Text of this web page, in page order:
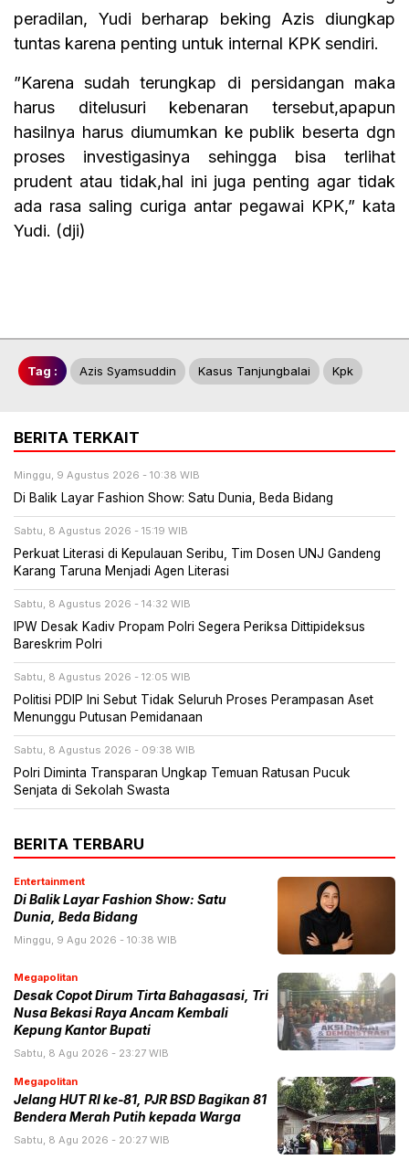
peradilan, Yudi berharap beking Azis diungkap
tuntas karena penting untuk internal KPK sendiri.
”Karena sudah terungkap di persidangan maka
harus ditelusuri kebenaran tersebut,apapun
hasilnya harus diumumkan ke publik beserta dgn
proses investigasinya sehingga bisa terlihat
prudent atau tidak,hal ini juga penting agar tidak
ada rasa saling curiga antar pegawai KPK,” kata
Yudi. (dji)
Tag : Azis Syamsuddin Kasus Tanjungbalai Kpk
BERITA TERKAIT
Minggu, 9 Agustus 2026 - 10:38 WIB
Di Balik Layar Fashion Show: Satu Dunia, Beda Bidang
Sabtu, 8 Agustus 2026 - 15:19 WIB
Perkuat Literasi di Kepulauan Seribu, Tim Dosen UNJ Gandeng
Karang Taruna Menjadi Agen Literasi
Sabtu, 8 Agustus 2026 - 14:32 WIB
IPW Desak Kadiv Propam Polri Segera Periksa Dittipideksus
Bareskrim Polri
Sabtu, 8 Agustus 2026 - 12:05 WIB
Politisi PDIP Ini Sebut Tidak Seluruh Proses Perampasan Aset
Menunggu Putusan Pemidanaan
Sabtu, 8 Agustus 2026 - 09:38 WIB
Polri Diminta Transparan Ungkap Temuan Ratusan Pucuk
Senjata di Sekolah Swasta
BERITA TERBARU
Entertainment
Di Balik Layar Fashion Show: Satu
Dunia, Beda Bidang
Minggu, 9 Agu 2026 - 10:38 WIB
Megapolitan
Desak Copot Dirum Tirta Bahagasasi, Tri
Nusa Bekasi Raya Ancam Kembali
Kepung Kantor Bupati
Sabtu, 8 Agu 2026 - 23:27 WIB
Megapolitan
Jelang HUT RI ke-81, PJR BSD Bagikan 81
Bendera Merah Putih kepada Warga
Sabtu, 8 Agu 2026 - 20:27 WIB